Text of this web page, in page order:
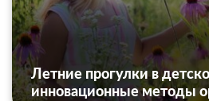
Летние прогулки в
инновационные методы